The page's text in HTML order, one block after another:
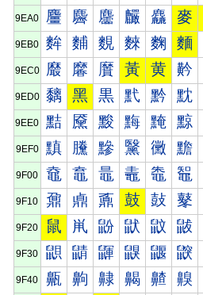
9EA0 麠 麡 麢 麣 麤 麥
9EB0 麰 麱 麲 麳 麴 麵
9EC0 黀 黁 黂 黃 黄 黅
9ED0 黐 黑 黒 黓 黔 黕
9EE0 黠 黡 黢 黣 黤 黥
9EF0 黰 黱 黲 黳 黴 黵
9F00 鼀 鼁 鼂 鼃 鼄 鼅
9F10 鼐 鼑 鼒 鼓 鼔 鼕
9F20 鼠 鼡 鼢 鼣 鼤 鼥
9F30 鼰 鼱 鼲 鼳 鼴 鼵
9F40 齀 齁 齂 齃 齄 齅